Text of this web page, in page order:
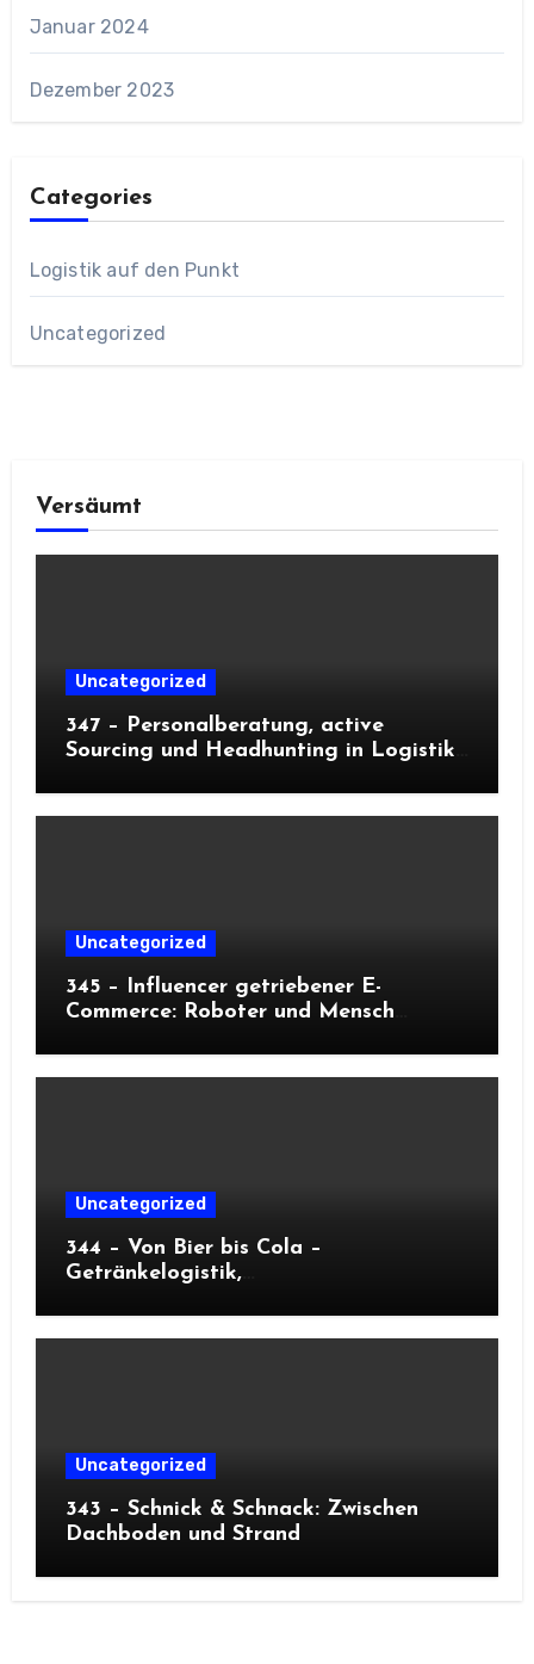
Januar 2024
Dezember 2023
Categories
Logistik auf den Punkt
Uncategorized
Versäumt
Uncategorized
347 – Personalberatung, active
Sourcing und Headhunting in Logistik
Uncategorized
345 – Influencer getriebener E-
Commerce: Roboter und Mensch
Uncategorized
344 – Von Bier bis Cola –
Getränkelogistik,
Uncategorized
343 – Schnick & Schnack: Zwischen
Dachboden und Strand